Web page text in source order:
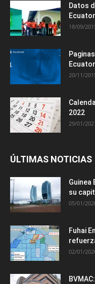
Datos
18/09/
20/11/
2022
29/01/
ÚLTIMAS NOTICIAS
su
05/01/
Fuhai
02/01/